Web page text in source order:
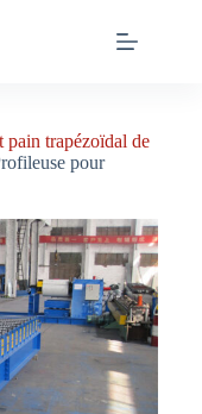
pain trapézoïdal de
pour